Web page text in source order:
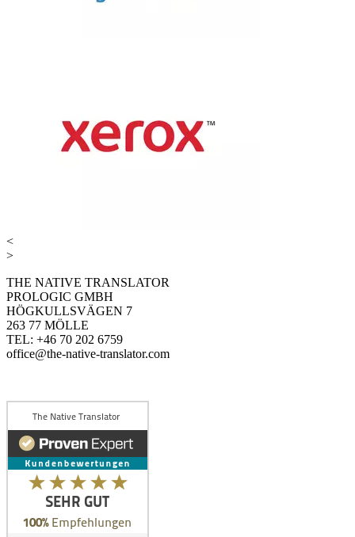
<
>
THE NATIVE TRANSLATOR
PROLOGIC GMBH
HÖGKULLSVÄGEN 7
263 77 MÖLLE
TEL: +46 70 202 6759
office@the-native-translator.com